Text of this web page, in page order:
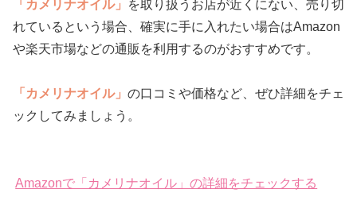
「カメリナオイル」
を取り扱うお店が近くにない、売り切
れているという場合、確実に手に入れたい場合はAmazon
や楽天市場などの通販を利用するのがおすすめです。
「カメリナオイル」 の口コミや価格など、ぜひ詳細をチェ
ックしてみましょう。
Amazonで「カメリナオイル」の詳細をチェックする